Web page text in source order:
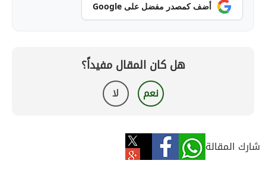
أضف كمصدر مفضل على Google
هل كان المقال مفيداً؟
نعم لا
شارك المقالة